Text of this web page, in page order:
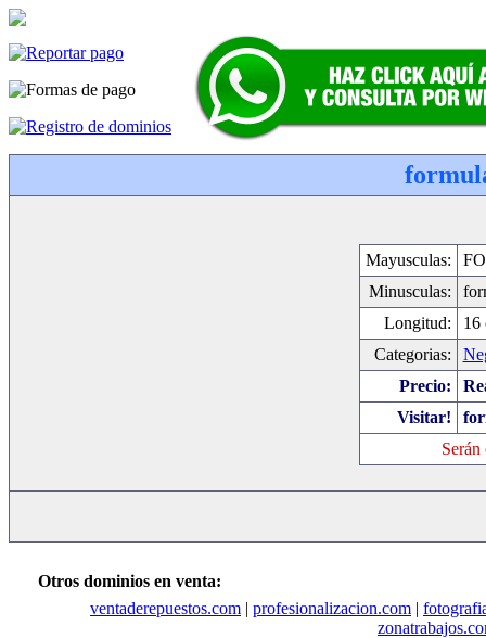
Mayusculas:
Minusculas:
Longitud:
16
Categorias:
Precio:
Visitar!
Serán
Otros dominios en venta:
ventaderepuestos.com | profesionalizacion.com |